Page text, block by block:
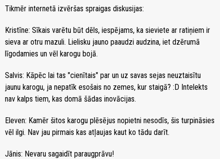
Tikmēr internetā izvēršas spraigas diskusijas:
Kristīne: Sīkais varētu būt dēls, iespējams, ka sieviete ar ratiņiem ir
sieva ar otru mazuli. Lielisku jauno paaudzi audzina, iet dzērumā
līgodamies un vēl karogu bojā.
Salvis: Kāpēc lai tas "cienītais" par un uz savas sejas neuztaisītu
jaunu karogu, ja nepatīk esošais no zemes, kur staigā? :D Intelekts
nav kalps tiem, kas domā šādas inovācijas.
Eleven: Kamēr šitos karogu plēsējus nopietni nesodīs, šis turpināsies
vēl ilgi. Nav jau pirmais kas atļaujas kaut ko tādu darīt.
Jānis: Nevaru sagaidīt paraugprāvu!